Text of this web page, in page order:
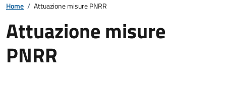
Home / Attuazione misure PNRR
Attuazione misure
PNRR